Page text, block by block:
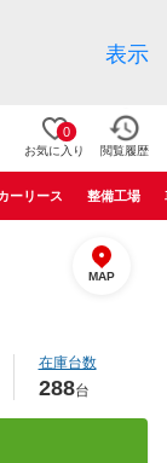
表示
0
お気に入り 閲覧履歴
ーリース 整備工場
MAP
在庫台数
288台